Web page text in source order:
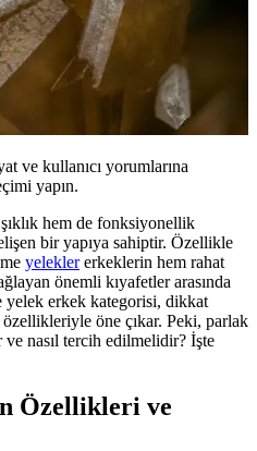
ve kullanıcı yorumlarına
yapın.
hem de fonksiyonellik
bir yapıya sahiptir. Özellikle
yeleklererkeklerin hem rahat
önemli kıyafetler arasında
yelek erkek kategorisi, dikkat
öne çıkar. Peki, parlak
nasıl tercih edilmelidir? İşte
Özellikleri ve